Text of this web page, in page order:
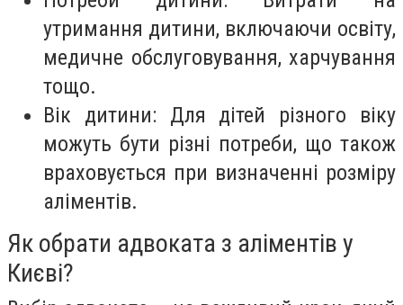
утримання дитини, включаючи освіту,
медичне обслуговування, харчування
тощо.
Вік дитини: Для дітей різного віку
можуть бути різні потреби, що також
враховується при визначенні розміру
аліментів.
Як обрати адвоката з аліментів у
Києві?